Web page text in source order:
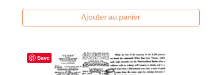
Ajouter au panier
Save